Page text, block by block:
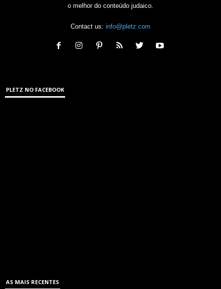
o melhor do conteúdo judaico.
Contact us: info@pletz.com
PLETZ NO FACEBOOK
AS MAIS RECENTES